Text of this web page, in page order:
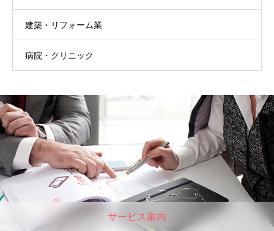
建築・リフォーム業
病院・クリニック
サービス案内